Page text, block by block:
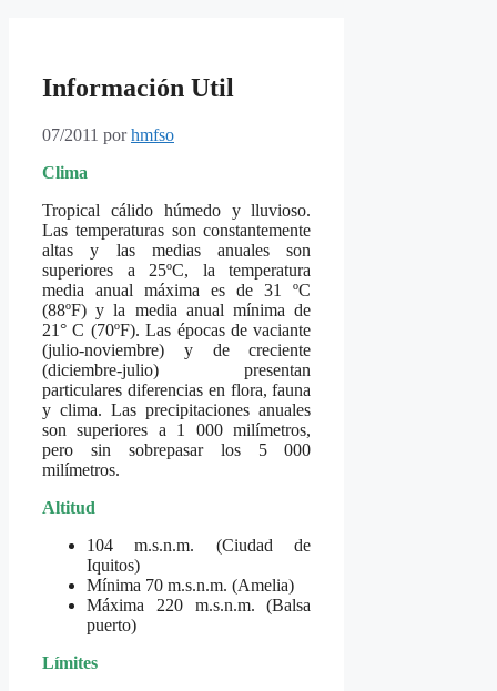
Información Util
07/2011 porhmfso
Clima
Tropical cálido húmedo y lluvioso.
Las temperaturas son constantemente
altas y las medias anuales son
superiores a 25ºC, la temperatura
media anual máxima es de 31 ºC
(88ºF) y la media anual mínima de
21° C (70ºF). Las épocas de vaciante
(julio-noviembre) y de creciente
(diciembre-julio) presentan
particulares diferencias en flora, fauna
y clima. Las precipitaciones anuales
son superiores a 1 000 milímetros,
pero sin sobrepasar los 5 000
milímetros.
Altitud
104 m.s.n.m. (Ciudad de
Iquitos)
Mínima 70 m.s.n.m. (Amelia)
Máxima 220 m.s.n.m. (Balsa
puerto)
Límites